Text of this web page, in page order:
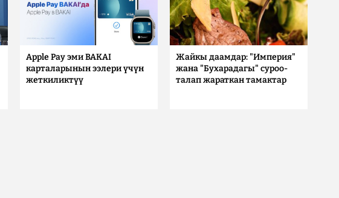
Apple Pay эми BAKAI
карталарынын ээлери үчүн
жеткиликтүү
Жайкы даамдар: "Империя"
жана "Бухарадагы" суроо-
талап жараткан тамактар